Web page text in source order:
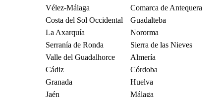
Vélez-Málaga
Comarca de Antequera
Costa del Sol Occidental
Guadalteba
La Axarquía
Nororma
Serranía de Ronda
Sierra de las Nieves
Valle del Guadalhorce
Almería
Cádiz
Córdoba
Granada
Huelva
Jaén
Málaga